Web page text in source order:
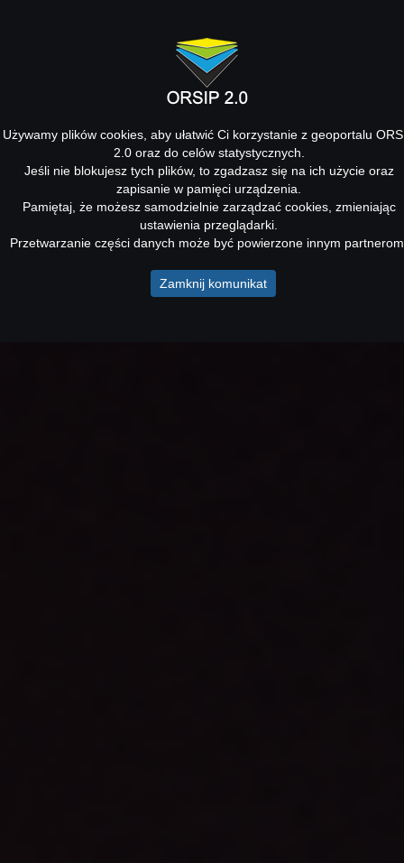
Używamy plików cookies, aby ułatwić Ci korzystanie z geoportalu
2.0 oraz do celów statystycznych.
Jeśli nie blokujesz tych plików, to zgadzasz się na ich użycie oraz
zapisanie w pamięci urządzenia.
Pamiętaj, że możesz samodzielnie zarządzać cookies, zmieniając
ustawienia przeglądarki.
Przetwarzanie części danych może być powierzone innym
Zamknij komunikat